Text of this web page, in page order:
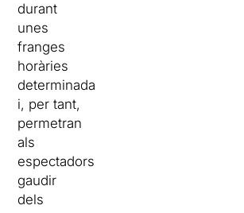
durant
unes
franges
horàries
determinada
i, per tant,
permetran
als
espectadors
gaudir
dels